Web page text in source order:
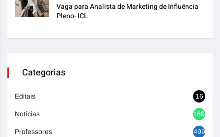
Vaga para Analista de Marketing de Influência
Pleno- ICL
Categorias
Editais 16
Notícias 1693
Professores 499